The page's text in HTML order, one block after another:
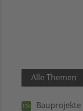
Alle Themen
134 Bauprojekte